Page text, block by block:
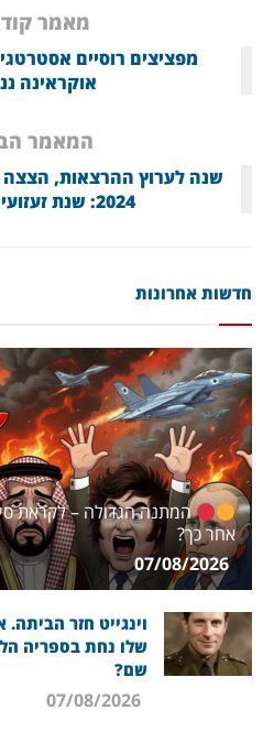
מאמר
מפציצים רוסיים
אוקראינה
המאמר
שנה לערוץ ההרצאות,
2024: שנת זעזועים עולמיים?
חדשות אחרונות
המתנה הגדולה – לקראת
אחר כך?
07/08/2026
וינגייט חזר
שלו נחת בספריה
שם?